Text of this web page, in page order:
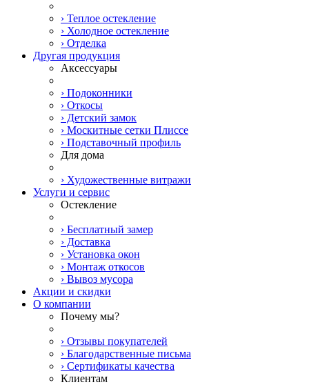
› Теплое остекление
› Холодное остекление
› Отделка
Другая продукция
Аксессуары
› Подоконники
› Откосы
› Детский замок
› Москитные сетки Плиссе
› Подставочный профиль
Для дома
› Художественные витражи
Услуги и сервис
Остекление
› Бесплатный замер
› Доставка
› Установка окон
› Монтаж откосов
› Вывоз мусора
Акции и скидки
О компании
Почему мы?
› Отзывы покупателей
› Благодарственные письма
› Сертификаты качества
Клиентам